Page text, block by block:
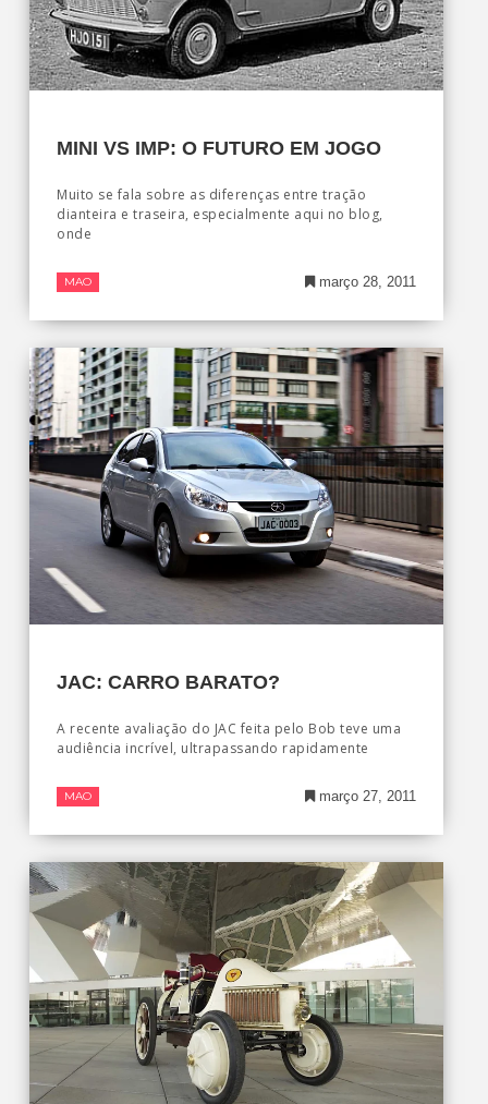
MINI VS IMP: O FUTURO EM JOGO
Muito se fala sobre as diferenças entre tração
dianteira e traseira, especialmente aqui no blog,
onde
MAO março 28, 2011
JAC: CARRO BARATO?
A recente avaliação do JAC feita pelo Bob teve uma
audiência incrível, ultrapassando rapidamente
MAO março 27, 2011